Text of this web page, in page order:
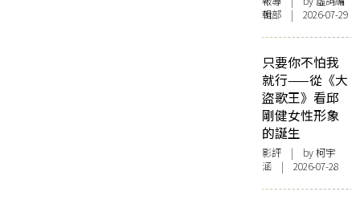
輯部 | 2026-07-29
只要你不怕我
就行——從《大
盜歌王》看邱
剛健女性形象
的誕生
影評 | by 柯宇
涵 | 2026-07-28